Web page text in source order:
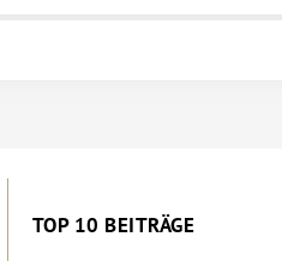
TOP 10 BEITRÄGE